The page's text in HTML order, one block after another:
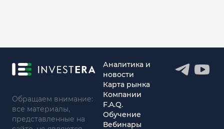
Обращаем внимание:
все материалы,
представленные на
Аналитика и
новости
Карта рынка
Компании
F.A.Q.
Обучение
Вебинары